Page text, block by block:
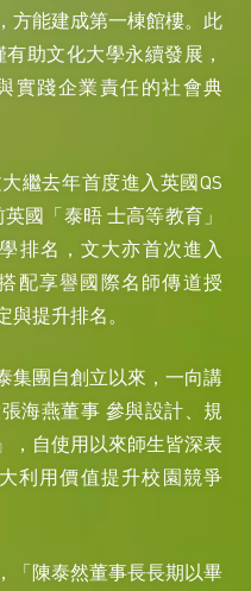
方能建成第一棟館樓。此
助文化大學永續發展，
實踐企業責任的社會典
繼去年首度進入英國QS
國「泰晤 士高等教育」
排名，文大亦首次進入
配享譽國際名師傳道授
提升排名。
集團自創立以來，一向講
海燕董事 參與設計、規
，自使用以來師生皆深表
利用價值提升校園競爭
「陳泰然董事長長期以畢